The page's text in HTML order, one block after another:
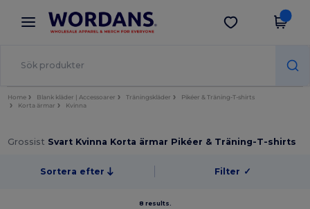
× Wordans-app
Bättre priser i appen!
Hämta app
Home Blank kläder | Accessoarer Träningskläder
Pikéer & Träning-T-shirts
Korta ärmar
Kvinna
Grossist Svart Kvinna Korta ärmar Pikéer & Träning-T-shirts
Sortera efter Filter ✓
8 results.